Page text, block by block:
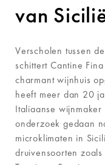
van
Verscholen tussen
schittert Cantine
charmant wijnhuis
heeft meer dan 20
Italiaanse
onderzoek gedaan
microklimaten in
druivensoorten